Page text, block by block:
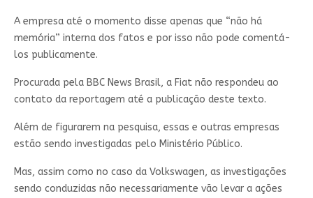
A empresa até o momento disse apenas que “não há
memória” interna dos fatos e por isso não pode comentá-
los publicamente.
Procurada pela BBC News Brasil, a Fiat não respondeu ao
contato da reportagem até a publicação deste texto.
Além de figurarem na pesquisa, essas e outras empresas
estão sendo investigadas pelo Ministério Público.
Mas, assim como no caso da Volkswagen, as investigações
sendo conduzidas não necessariamente vão levar a ações